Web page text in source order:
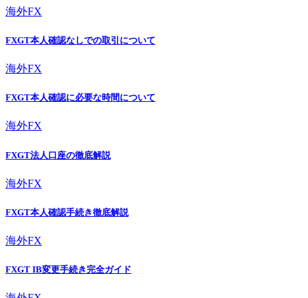
海外FX
FXGT本人確認なしでの取引について
海外FX
FXGT本人確認に必要な時間について
海外FX
FXGT法人口座の徹底解説
海外FX
FXGT本人確認手続き徹底解説
海外FX
FXGT IB変更手続き完全ガイド